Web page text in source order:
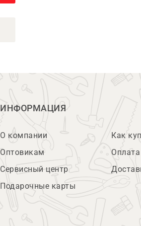
ИНФОРМАЦИЯ
О компании
Оптовикам
Сервисный центр
Подарочные карты
Как
Оплата